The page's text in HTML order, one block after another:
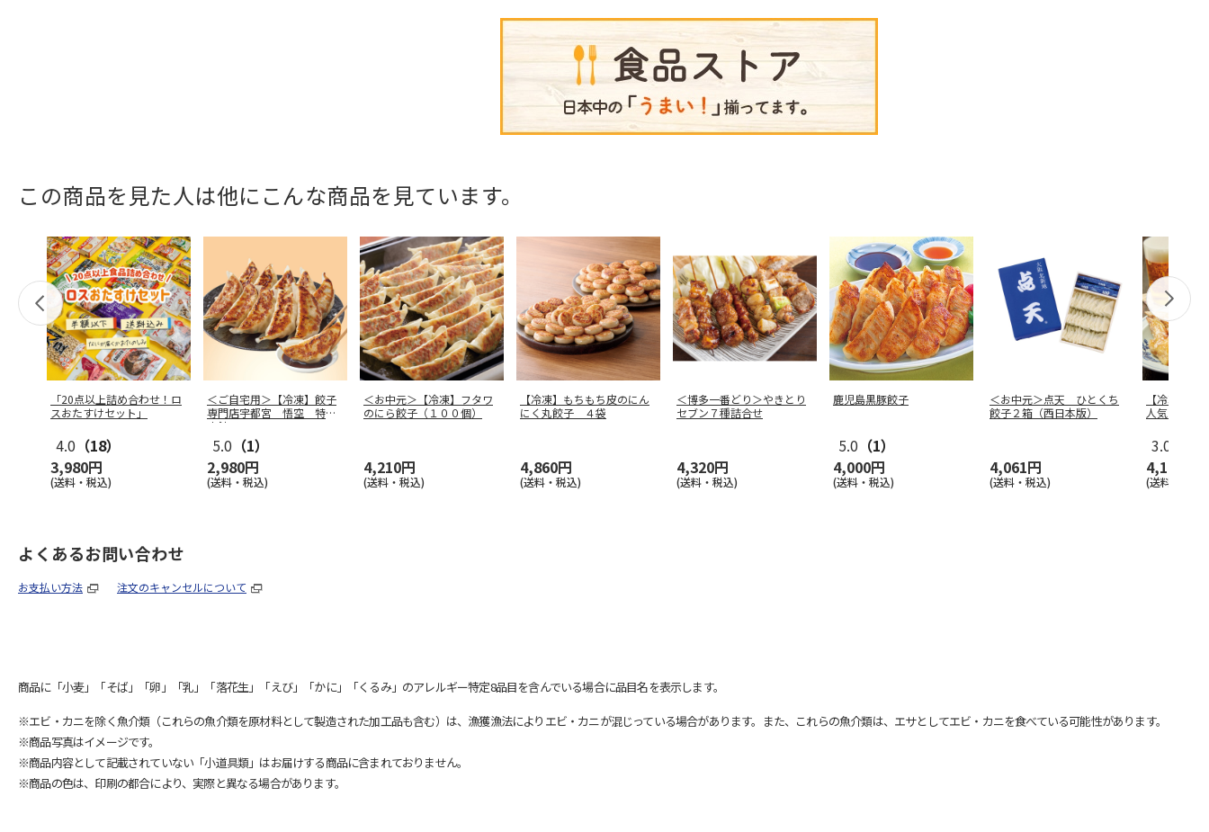
この商品を見た人は他にこんな商品を見ています。
「20点以上詰め合わせ！ロ
スおたすけセット」
4.0 （18）
3,980円
(送料・税込)
＜ご自宅用＞【冷凍】餃子
専門店宇都宮 悟空 特製
肉餃子
5.0 （1）
2,980円
(送料・税込)
＜お中元＞【冷凍】フタワ
のにら餃子（１００個）
4,210円
(送料・税込)
【冷凍】もちもち皮のにん
にく丸餃子 ４袋
4,860円
(送料・税込)
＜博多一番どり＞やきとり
セブン７種詰合せ
4,320円
(送料・税込)
鹿児島黒豚餃子
5.0 （1）
4,000円
(送料・税込)
＜お中元＞点天 ひとくち
餃子２箱（西日本版）
4,061円
(送料・税込)
【冷凍】＜
人気の手羽
3.0
4,120円
(送料・税込)
よくあるお問い合わせ
お支払い方法 注文のキャンセルについて
商品に「小麦」「そば」「卵」「乳」「落花生」「えび」「かに」「くるみ」のアレルギー特定8品目を含んでいる場合に品目名を表示します。
※エビ・カニを除く魚介類（これらの魚介類を原材料として製造された加工品も含む）は、漁獲漁法によりエビ・カニが混じっている場合があります。また、これらの魚介類は、エサとしてエビ・カニを食べている可能性があります。
※商品写真はイメージです。
※商品内容として記載されていない「小道具類」はお届けする商品に含まれておりません。
※商品の色は、印刷の都合により、実際と異なる場合があります。